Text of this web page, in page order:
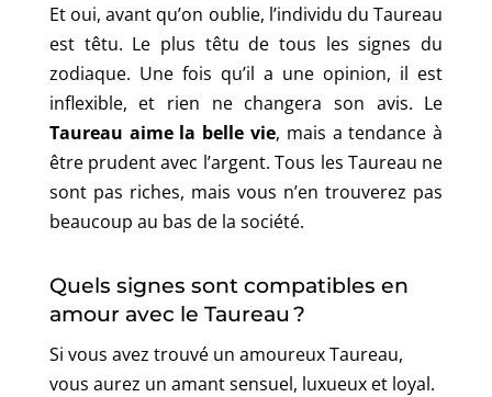
Et oui, avant qu’on oublie, l’individu du Taureau
est têtu. Le plus têtu de tous les signes du
zodiaque. Une fois qu’il a une opinion, il est
inflexible, et rien ne changera son avis. Le
Taureau aime la belle vie, mais a tendance à
être prudent avec l’argent. Tous les Taureau ne
sont pas riches, mais vous n’en trouverez pas
beaucoup au bas de la société.
Quels signes sont compatibles en
amour avec le Taureau ?
Si vous avez trouvé un amoureux Taureau,
vous aurez un amant sensuel, luxueux et loyal.